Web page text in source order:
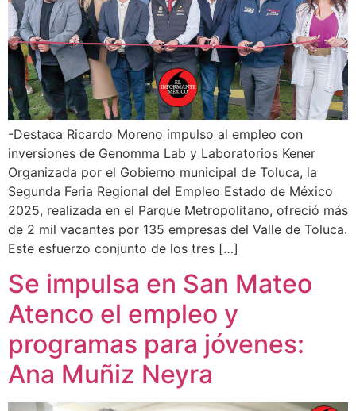
-Destaca Ricardo Moreno impulso al empleo con
inversiones de Genomma Lab y Laboratorios Kener
Organizada por el Gobierno municipal de Toluca, la
Segunda Feria Regional del Empleo Estado de México
2025, realizada en el Parque Metropolitano, ofreció más
de 2 mil vacantes por 135 empresas del Valle de Toluca.
Este esfuerzo conjunto de los tres […]
Se impulsa en San Mateo
Atenco el empleo y
programas para jóvenes:
Ana Muñiz Neyra